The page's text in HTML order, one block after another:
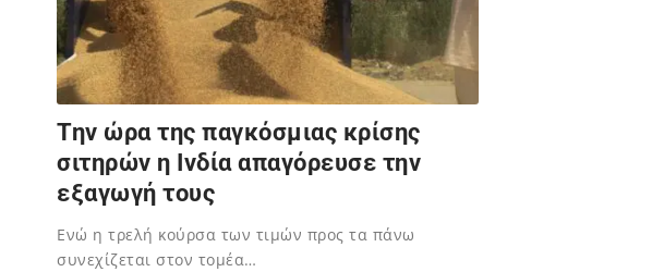
Την ώρα της παγκόσμιας κρίσης
σιτηρών η Ινδία απαγόρευσε την
εξαγωγή τους
Eνώ η τρελή κούρσα των τιμών προς τα πάνω
συνεχίζεται στον τομέα…